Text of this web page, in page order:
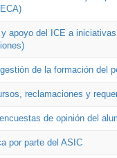
apoyo del ICE a
de la formación del
reclamaciones y
de opinión del
por parte del ASIC